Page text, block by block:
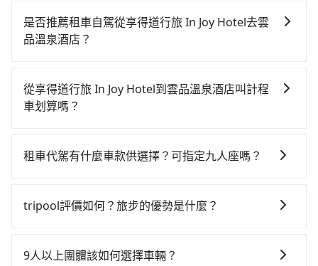
不同之處： 計時包車：計時包車是按照用車時間來計
費，通常以每小時為單位，客戶可以根據自己的需要預
等。 點到點包車：點到點包車是按照里程和目的地來計
費，客戶可以預先告知出發地點A到目的地B，會根據路
是否推薦租車自駕從享得道行旅 In Joy Hotel去雲
品溫泉酒店？
時不需要閉目養神（因為要自己開車），最重要的是你
當天就要來回，那在台中路邊可隨租隨借的iRent應該是
道行旅 In Joy Hotel到雲品溫泉酒店的花費預估為
時40元路邊停車費用預估進去，但額外的汽車保險與可
差的車款，如果人數超過四位，更是沒有較大的七人座
從享得道行旅 In Joy Hotel到雲品溫泉酒店叫計程
車划算嗎？
灣大車隊、Uber、Line Taxi、Yoxi等，如果在路邊攔不
車隊等叫車看看。依照里程跳錶計算，價格約為
輛，數量約為台中市的4%、密度僅雙北的0.2%，其叫車
租車代駕有什麼車款供選擇？可指定九人座嗎？
型車為主，車款品牌以豐田Toyota、福特Ford、福斯
車，百分百無菸車，乘客均有最高500萬乘客險。如果有
tripool評價如何？旅步的優勢是什麼？
定及可靠的，大多數的使用者都給予了高分評價。此
9人以上團體該如何選擇車輛？